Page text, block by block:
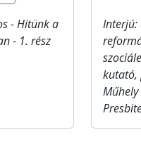
- Hitünk a
- 1. rész
Interjú:
kutató,